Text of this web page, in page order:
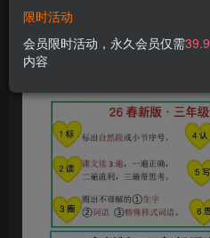
限时活动
会员限时活动，永久会员仅需39.9
内容